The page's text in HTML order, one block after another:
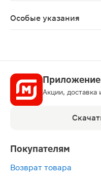
Особые указания
Акции, доставка
Покупателям
Возврат товара